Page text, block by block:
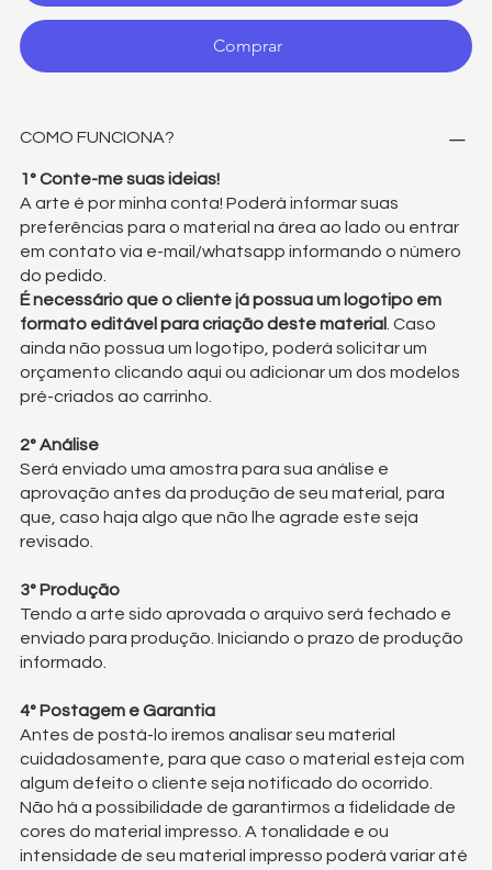
Comprar
COMO FUNCIONA?
1° Conte-me suas ideias!
A arte é por minha conta! Poderá informar suas
preferências para o material na área ao lado ou entrar
em contato via e-mail/whatsapp informando o número
do pedido.
É necessário que o cliente já possua um logotipo em
formato editável para criação deste material . Caso
ainda não possua um logotipo, poderá solicitar um
orçamento clicando aqui ou adicionar um dos modelos
pré-criados ao carrinho.
2° Análise
Será enviado uma amostra para sua análise e
aprovação antes da produção de seu material, para
que, caso haja algo que não lhe agrade este seja
revisado.
3° Produção
Tendo a arte sido aprovada o arquivo será fechado e
enviado para produção. Iniciando o prazo de produção
informado.
4° Postagem e Garantia
Antes de postá-lo iremos analisar seu material
cuidadosamente, para que caso o material esteja com
algum defeito o cliente seja notificado do ocorrido.
Não há a possibilidade de garantirmos a fidelidade de
cores do material impresso. A tonalidade e ou
intensidade de seu material impresso poderá variar até